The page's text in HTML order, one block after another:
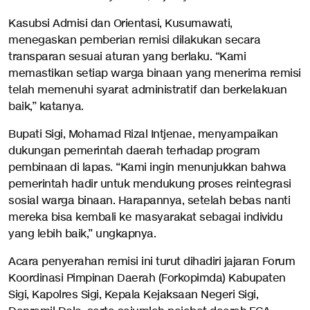
Kasubsi Admisi dan Orientasi, Kusumawati,
menegaskan pemberian remisi dilakukan secara
transparan sesuai aturan yang berlaku. “Kami
memastikan setiap warga binaan yang menerima remisi
telah memenuhi syarat administratif dan berkelakuan
baik,” katanya.
Bupati Sigi, Mohamad Rizal Intjenae, menyampaikan
dukungan pemerintah daerah terhadap program
pembinaan di lapas. “Kami ingin menunjukkan bahwa
pemerintah hadir untuk mendukung proses reintegrasi
sosial warga binaan. Harapannya, setelah bebas nanti
mereka bisa kembali ke masyarakat sebagai individu
yang lebih baik,” ungkapnya.
Acara penyerahan remisi ini turut dihadiri jajaran Forum
Koordinasi Pimpinan Daerah (Forkopimda) Kabupaten
Sigi, Kapolres Sigi, Kepala Kejaksaan Negeri Sigi,